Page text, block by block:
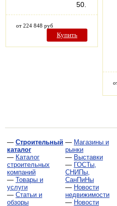
50.
от 224 848 руб
Купить
— Строительный
каталог
— Каталог
строительных
компаний
— Товары и
услуги
— Статьи и
обзоры
— Магазины и
рынки
— Выставки
— ГОСТы,
СНИПы,
СанПиНы
— Новости
недвижимости
— Новости